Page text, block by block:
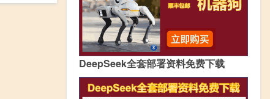
DeepSeek全套部署资料免费下载